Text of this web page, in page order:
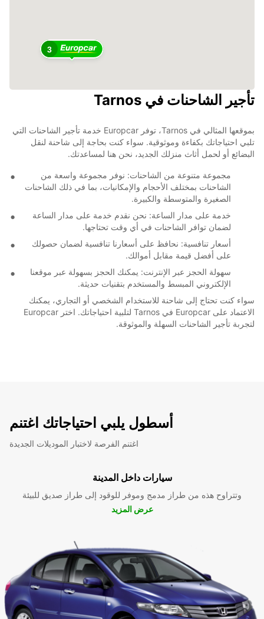
3
تأجير الشاحنات في Tarnos
بموقعها المثالي في Tarnos، توفر Europcar خدمة تأجير الشاحنات التي
تلبي احتياجاتك بكفاءة وموثوقية. سواء كنت بحاجة إلى شاحنة لنقل
البضائع أو لحمل أثاث منزلك الجديد، نحن هنا لمساعدتك.
مجموعة متنوعة من الشاحنات: نوفر مجموعة واسعة من
الشاحنات بمختلف الأحجام والإمكانيات، بما في ذلك الشاحنات
الصغيرة والمتوسطة والكبيرة.
خدمة على مدار الساعة: نحن نقدم خدمة على مدار الساعة
لضمان توافر الشاحنات في أي وقت تحتاجها.
أسعار تنافسية: نحافظ على أسعارنا تنافسية لضمان حصولك
على أفضل قيمة مقابل أموالك.
سهولة الحجز عبر الإنترنت: يمكنك الحجز بسهولة عبر موقعنا
الإلكتروني المبسط والمستخدم بتقنيات حديثة.
سواء كنت تحتاج إلى شاحنة للاستخدام الشخصي أو التجاري، يمكنك
الاعتماد على Europcar في Tarnos لتلبية احتياجاتك. اختر Europcar
لتجربة تأجير الشاحنات السهلة والموثوقة.
أسطول يلبي احتياجاتك اغتنم
اغتنم الفرصة لاختبار الموديلات الجديدة
سيارات داخل المدينة
وتتراوح هذه من طراز مدمج وموفر للوقود إلى طراز صديق للبيئة
عرض المزيد